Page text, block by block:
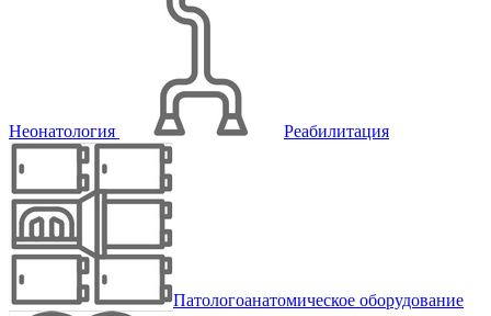
Неонатология Реабилитация
Патологоанатомическое оборудование